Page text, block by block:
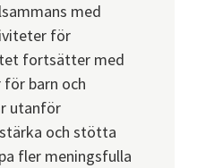
med
för
fortsätter med
barn och
utanför
och stötta
fler meningsfulla